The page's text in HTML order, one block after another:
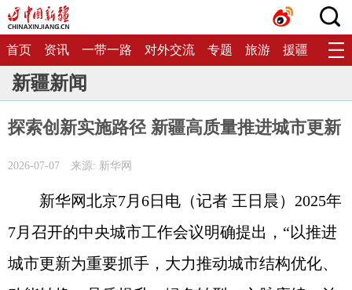
首页 资讯 一带一路 对外交流 专题 旅游 援疆 生态
新疆新闻
探索创新实施路径 新疆高质量推进城市更新
2026-07-07 来源: 新华网
新华网北京7月6日电（记者 王日晨）2025年
7月召开的中央城市工作会议明确提出，“以推进
城市更新为重要抓手，大力推动城市结构优化、